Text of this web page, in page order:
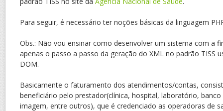
Para seguir, é necessário ter noções básicas da linguagem
Obs.: Não vou ensinar como desenvolver um sistema com a
apenas o passo a passo da geração do XML no padrão TISS
DOM.
Basicamente o faturamento dos atendimentos/contas,
beneficiário pelo prestador(clínica, hospital, laboratório, banco
imagem, entre outros), que é credenciado as operadoras de